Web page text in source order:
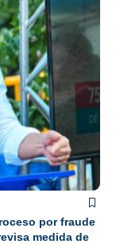
por fraude
medida de